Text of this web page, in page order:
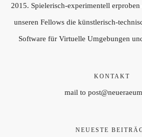
2015. Spielerisch-experimentell
unseren Fellows die künstlerisch-
Software für Virtuelle Umgebungen
KONTAKT
mail to
NEUESTE